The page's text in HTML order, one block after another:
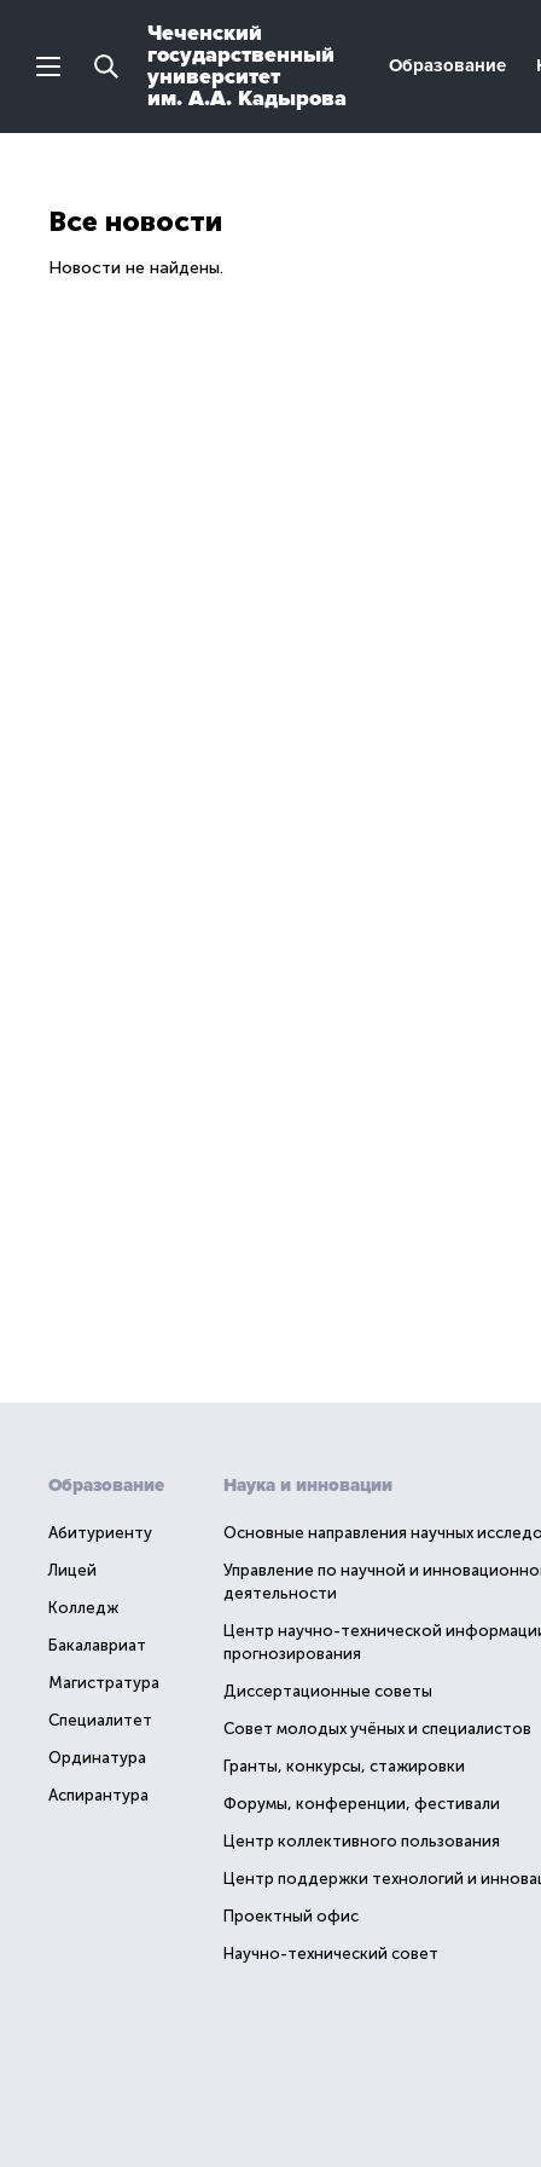
Чеченский
государственный
университет
им. А.А. Кадырова
Образование
Все новости
Новости не найдены.
Образование
Абитуриенту
Лицей
Колледж
Бакалавриат
Магистратура
Специалитет
Ординатура
Аспирантура
Наука и инновации
Основные направления научных
Управление по научной и
деятельности
Центр научно-технической
прогнозирования
Диссертационные советы
Совет молодых учёных и специалистов
Гранты, конкурсы, стажировки
Форумы, конференции, фестивали
Центр коллективного пользования
Центр поддержки технологий и
Проектный офис
Научно-технический совет